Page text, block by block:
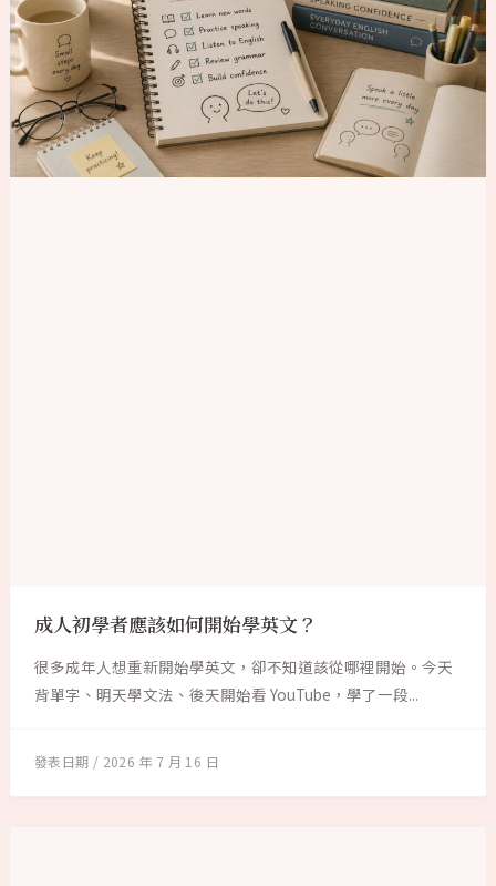
成人初學者應該如何開始學英文？
很多成年人想重新開始學英文，卻不知道該從哪裡開始。今天
背單字、明天學文法、後天開始看 YouTube，學了一段...
2026 年 7 月 16 日